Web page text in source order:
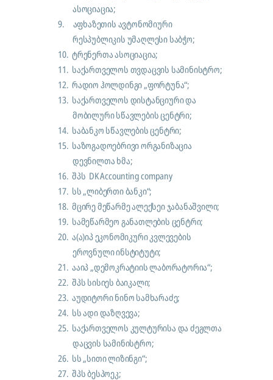
ასოციაცია;
9. აფხაზეთის ავტონომიური
რესპუბლიკის უმაღლესი საბჭო;
10. ტრენერთა ასოციაცია;
11. საქართველოს თვდაცვის სამინისტრო;
12. რადიო ჰოლდინგი „ფორტუნა“;
13. საქართველოს დისტანციური და
მობილური სწავლების ცენტრი;
14. საბანკო სწავლების ცენტრი;
15. საზოგადოებრივი ორგანიზაცია
დევნილთა ხმა;
16. შპს DK Accounting company
17. სს „ლიბერთი ბანკი“;
18. მცირე მეწარმე ალექსეი ჯაბანაშვილი;
19. სამეწარმეო განათლების ცენტრი;
20. ა(ა)იპ ეკონომიკური კვლევების
ეროვნული ინსტიტუტი;
21. ააიპ „დემოკრატიის ლაბორატორია“;
22. შპს სისიეს ბაიკალი;
23. აუდიტორი ნინო სამხარაძე;
24. სს ადი დაზღვევა;
25. საქართველოს კულტურისა და ძეგლთა
დაცვის სამინისტრო;
26. სს „სითი ლიზინგი“;
27. შპს ბესპოეკ;